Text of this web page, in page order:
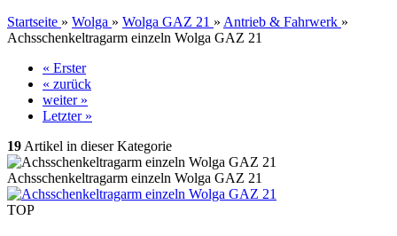
Startseite » Wolga » Wolga GAZ 21 » Antrieb & Fahrwerk »
Achsschenkeltragarm einzeln Wolga GAZ 21
« Erster
« zurück
weiter »
Letzter »
19 Artikel in dieser Kategorie
Achsschenkeltragarm einzeln Wolga GAZ 21
TOP